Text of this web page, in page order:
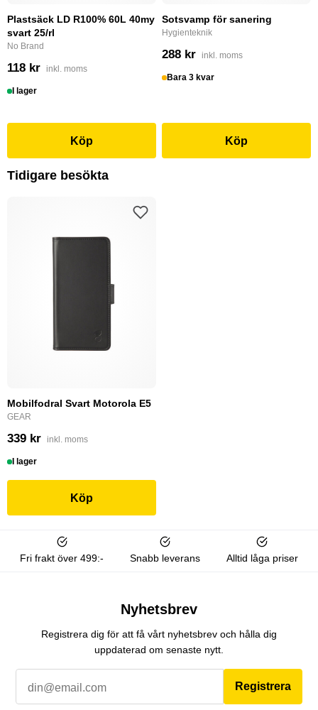
Plastsäck LD R100% 60L 40my
svart 25/rl
No Brand
118 kr inkl. moms
I lager
Köp
Sotsvamp för sanering
Hygienteknik
288 kr inkl. moms
Bara 3 kvar
Köp
Tidigare besökta
Mobilfodral Svart Motorola E5
GEAR
339 kr inkl. moms
I lager
Köp
Fri frakt över 499:- Snabb leverans Alltid låga priser
Nyhetsbrev
Registrera dig för att få vårt nyhetsbrev och hålla dig
uppdaterad om senaste nytt.
Registrera